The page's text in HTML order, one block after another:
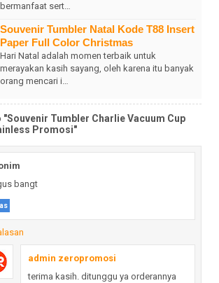
bermanfaat sert…
Souvenir Tumbler Natal Kode T88 Insert
Paper Full Color Christmas
Hari Natal adalah momen terbaik untuk
merayakan kasih sayang, oleh karena itu banyak
orang mencari i…
"Souvenir Tumbler Charlie Vacuum Cup
Promosi"
bangt
admin zeropromosi
terima kasih. ditunggu ya orderannya